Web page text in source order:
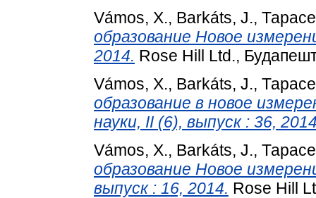
Vámos, X., Barkáts, J.,
образование Новое
2014. Rose Hill Ltd.,
Vámos, X., Barkáts, J.,
образование в новое
науки, II (6), выпуск : 36,
Vámos, X., Barkáts, J.,
образование Новое
выпуск : 16, 2014. Rose Hill